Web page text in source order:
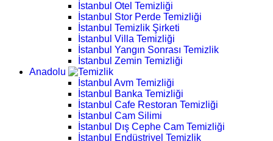
İstanbul Otel Temizliği
İstanbul Stor Perde Temizliği
İstanbul Temizlik Şirketi
İstanbul Villa Temizliği
İstanbul Yangın Sonrası Temizlik
İstanbul Zemin Temizliği
Anadolu
İstanbul Avm Temizliği
İstanbul Banka Temizliği
İstanbul Cafe Restoran Temizliği
İstanbul Cam Silimi
İstanbul Dış Cephe Cam Temizliği
İstanbul Endüstriyel Temizlik